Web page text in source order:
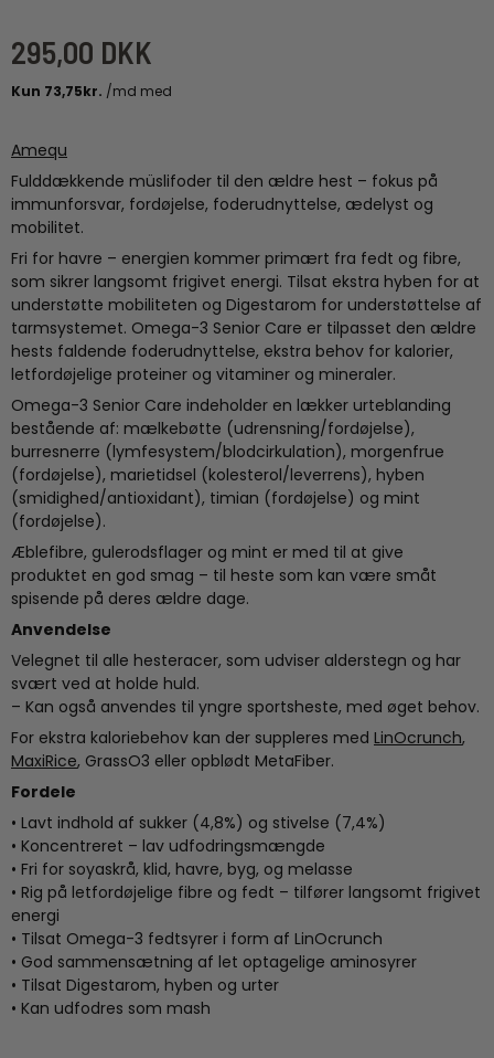
295,00 DKK
Amequ
Fulddækkende müslifoder til den ældre hest – fokus på
immunforsvar, fordøjelse, foderudnyttelse, ædelyst og
mobilitet.
Fri for havre – energien kommer primært fra fedt og fibre,
som sikrer langsomt frigivet energi. Tilsat ekstra hyben for at
understøtte mobiliteten og Digestarom for understøttelse af
tarmsystemet. Omega-3 Senior Care er tilpasset den ældre
hests faldende foderudnyttelse, ekstra behov for kalorier,
letfordøjelige proteiner og vitaminer og mineraler.
Omega-3 Senior Care indeholder en lækker urteblanding
bestående af: mælkebøtte (udrensning/fordøjelse),
burresnerre (lymfesystem/blodcirkulation), morgenfrue
(fordøjelse), marietidsel (kolesterol/leverrens), hyben
(smidighed/antioxidant), timian (fordøjelse) og mint
(fordøjelse).
Æblefibre, gulerodsflager og mint er med til at give
produktet en god smag – til heste som kan være småt
spisende på deres ældre dage.
Anvendelse
Velegnet til alle hesteracer, som udviser alderstegn og har
svært ved at holde huld.
– Kan også anvendes til yngre sportsheste, med øget behov.
For ekstra kaloriebehov kan der suppleres med LinOcrunch,
MaxiRice, GrassO3 eller opblødt MetaFiber.
Fordele
• Lavt indhold af sukker (4,8%) og stivelse (7,4%)
• Koncentreret – lav udfodringsmængde
• Fri for soyaskrå, klid, havre, byg, og melasse
• Rig på letfordøjelige fibre og fedt – tilfører langsomt frigivet
energi
• Tilsat Omega-3 fedtsyrer i form af LinOcrunch
• God sammensætning af let optagelige aminosyrer
• Tilsat Digestarom, hyben og urter
• Kan udfodres som mash